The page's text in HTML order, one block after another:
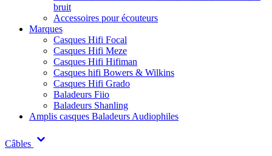
bruit
Accessoires pour écouteurs
Marques
Casques Hifi Focal
Casques Hifi Meze
Casques Hifi Hifiman
Casques hifi Bowers & Wilkins
Casques Hifi Grado
Baladeurs Fiio
Baladeurs Shanling
Amplis casques Baladeurs Audiophiles
Câbles